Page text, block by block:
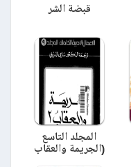
قبضة الشر
المجلد التاسع
(الجريمة والعقاب